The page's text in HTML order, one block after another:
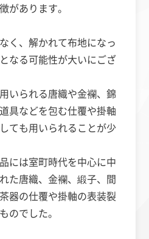
があります。
く、解かれて布地になっ
なる可能性が大いにござ
いられる唐織や金襴、錦
具などを包む仕覆や掛軸
ても用いられることが少
には室町時代を中心に中
た唐織、金襴、緞子、間
器の仕覆や掛軸の表装裂
のでした。